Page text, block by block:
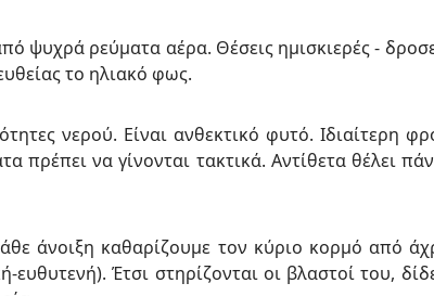
ψυχρά ρεύµατα αέρα. Θέσεις ηµισκιερές -
το ηλιακό φως.
νερού. Είναι ανθεκτικό φυτό. Ιδιαίτερη
πρέπει να γίνονται τακτικά. Αντίθετα θέλει
άνοιξη καθαρίζουµε τον κύριο κορµό από
Έτσι στηρίζονται οι βλαστοί του,